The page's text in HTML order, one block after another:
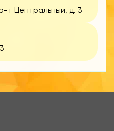
т Центральный, д. 3